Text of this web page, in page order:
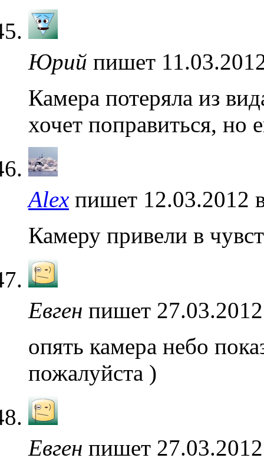
Юрий пишет
Камера потеряла из
хочет поправиться, но
Alex пишет 12.03.2012
Камеру привели в
Евген пишет
опять камера небо
пожалуйста )
Евген пишет